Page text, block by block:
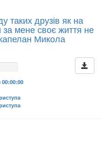
таких друзів як на
за мене своє життя не
Микола
00:00:00